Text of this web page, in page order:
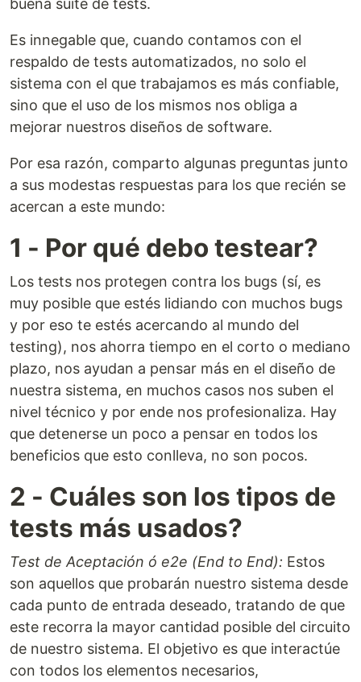
buena suite de tests.
Es innegable que, cuando contamos con el
respaldo de tests automatizados, no solo el
sistema con el que trabajamos es más confiable,
sino que el uso de los mismos nos obliga a
mejorar nuestros diseños de software.
Por esa razón, comparto algunas preguntas junto
a sus modestas respuestas para los que recién se
acercan a este mundo:
1 - Por qué debo testear?
Los tests nos protegen contra los bugs (sí, es
muy posible que estés lidiando con muchos bugs
y por eso te estés acercando al mundo del
testing), nos ahorra tiempo en el corto o mediano
plazo, nos ayudan a pensar más en el diseño de
nuestra sistema, en muchos casos nos suben el
nivel técnico y por ende nos profesionaliza. Hay
que detenerse un poco a pensar en todos los
beneficios que esto conlleva, no son pocos.
2 - Cuáles son los tipos de
tests más usados?
Test de Aceptación ó e2e (End to End): Estos
son aquellos que probarán nuestro sistema desde
cada punto de entrada deseado, tratando de que
este recorra la mayor cantidad posible del circuito
de nuestro sistema. El objetivo es que interactúe
con todos los elementos necesarios,